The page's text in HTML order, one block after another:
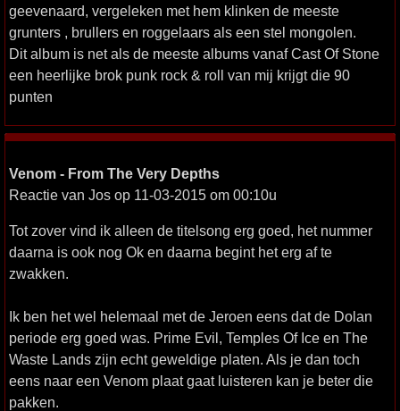
geevenaard, vergeleken met hem klinken de meeste
grunters , brullers en roggelaars als een stel mongolen.
Dit album is net als de meeste albums vanaf Cast Of Stone
een heerlijke brok punk rock & roll van mij krijgt die 90
punten
Venom - From The Very Depths
Reactie van Jos op 11-03-2015 om 00:10u
Tot zover vind ik alleen de titelsong erg goed, het nummer
daarna is ook nog Ok en daarna begint het erg af te
zwakken.
Ik ben het wel helemaal met de Jeroen eens dat de Dolan
periode erg goed was. Prime Evil, Temples Of Ice en The
Waste Lands zijn echt geweldige platen. Als je dan toch
eens naar een Venom plaat gaat luisteren kan je beter die
pakken.